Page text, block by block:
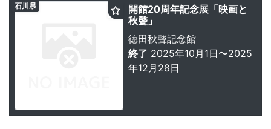
開館20周年記念展「映画と
秋聲」
徳田秋聲記念館
終了 2025年10月1日〜2025
年12月28日
石川県